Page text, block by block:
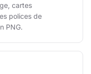
cartes
polices de
PNG.